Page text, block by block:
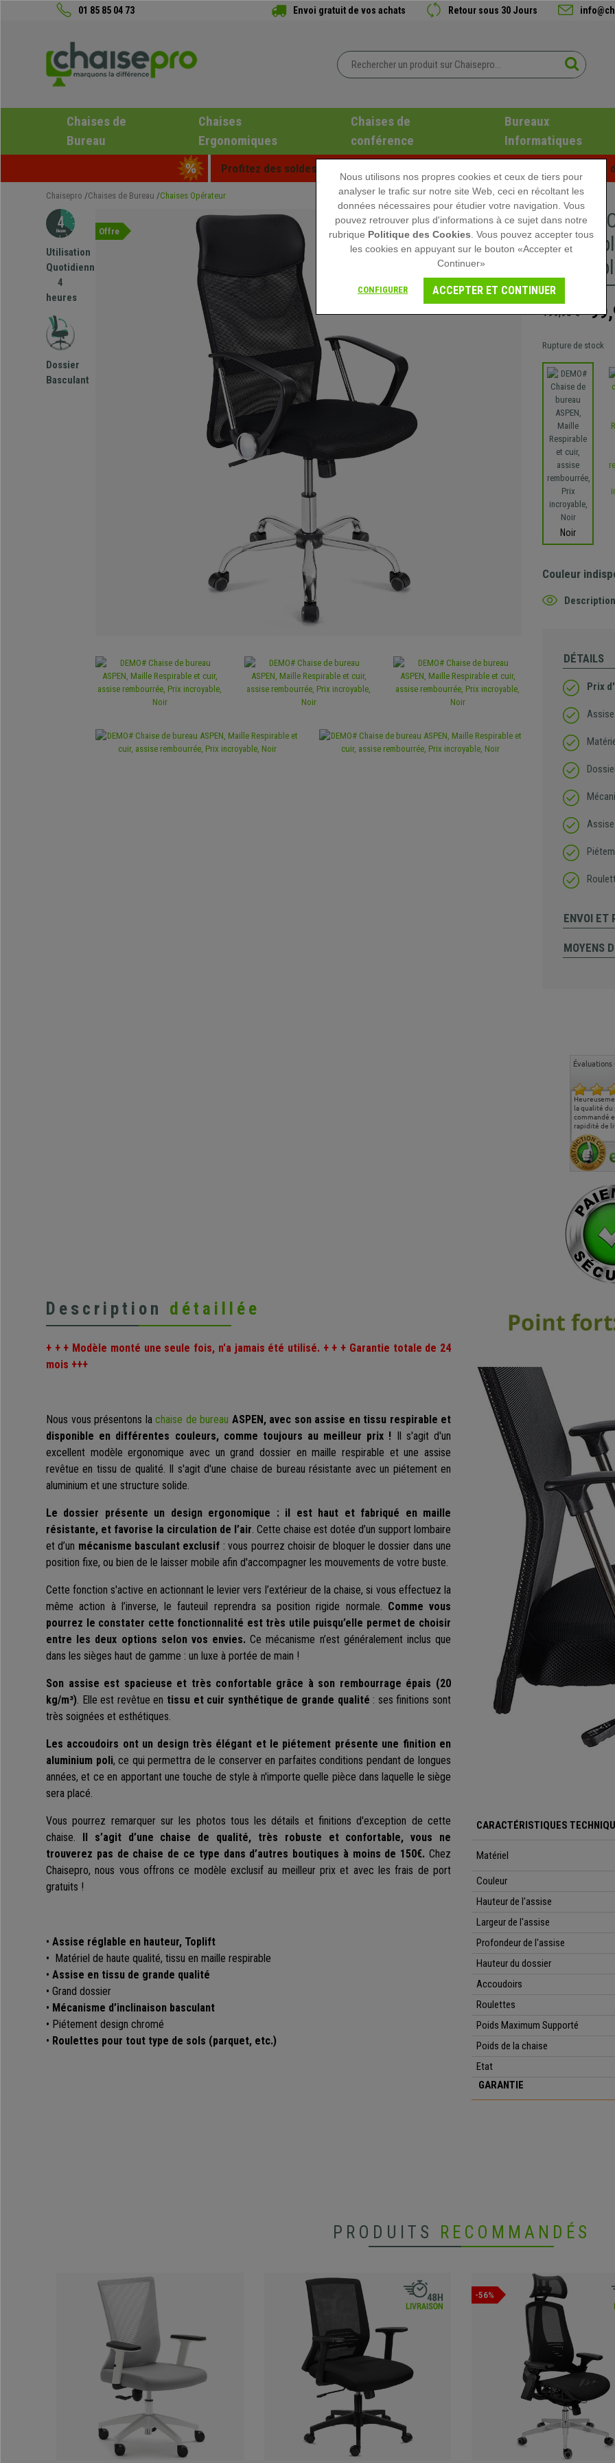
01 85 85 04 73 Envoi gratuit de vos achats Retour sous 30 Jours
Chaises de
Bureau
Chaises
Ergonomiques
Chaises de
conférence
Bureaux
Informatiques
Profitez des soldes d'été chez Chaisepro ! Des réductions exclusives pour une
Chaisepro Chaises de Bureau Chaises Opérateur
Utilisation
Quotidienne
4
heures
Dossier
Basculant
Offre
DEMO#
199,90 €
Rupture de stock
Noir
Couleur
DÉTAILS
Prix
ENVOI ET
MOYENS
Évaluations
la qualité
commandé
rapidité de
Description détaillée
+ + + Modèle monté une seule fois, n'a jamais été utilisé. + + + Garantie totale de 24
mois +++
Nous vous présentons la chaise de bureau ASPEN, avec son assise en tissu respirable et
disponible en différentes couleurs, comme toujours au meilleur prix ! Il s'agit d'un
excellent modèle ergonomique avec un grand dossier en maille respirable et une assise
revêtue en tissu de qualité. Il s'agit d'une chaise de bureau résistante avec un piétement en
aluminium et une structure solide.
Le dossier présente un design ergonomique : il est haut et fabriqué en maille
résistante, et favorise la circulation de l’air. Cette chaise est dotée d’un support lombaire
et d’un mécanisme basculant exclusif : vous pourrez choisir de bloquer le dossier dans une
position fixe, ou bien de le laisser mobile afin d'accompagner les mouvements de votre buste.
Cette fonction s'active en actionnant le levier vers l’extérieur de la chaise, si vous effectuez la
même action à l’inverse, le fauteuil reprendra sa position rigide normale. Comme vous
pourrez le constater cette fonctionnalité est très utile puisqu’elle permet de choisir
entre les deux options selon vos envies.Ce mécanisme n’est généralement inclus que
dans les sièges haut de gamme : un luxe à portée de main !
Son assise est spacieuse et très confortable grâce à son rembourrage épais (20
kg/m³). Elle est revêtue en tissu et cuir synthétique de grande qualité : ses finitions sont
très soignées et esthétiques.
Les accoudoirs ont un design très élégant et le piétement présente une finition en
aluminium poli, ce qui permettra de le conserver en parfaites conditions pendant de longues
années, et ce en apportant une touche de style à n'importe quelle pièce dans laquelle le siège
sera placé.
Vous pourrez remarquer sur les photos tous les détails et finitions d'exception de cette
chaise. Il s’agit d’une chaise de qualité, très robuste et confortable, vous ne
trouverez pas de chaise de ce type dans d’autres boutiques à moins de 150€. Chez
Chaisepro, nous vous offrons ce modèle exclusif au meilleur prix et avec les frais de port
gratuits !
• Assise réglable en hauteur, Toplift
• Matériel de haute qualité, tissu en maille respirable
• Assise en tissu de grande qualité
• Grand dossier
• Mécanisme d’inclinaison basculant
• Piétement design chromé
• Roulettes pour tout type de sols (parquet, etc.)
CARACTÉRISTIQUES
Matériel
Couleur
Hauteur de l'assise
Largeur de l'assise
Profondeur de l'assise
Hauteur du dossier
Accoudoirs
Roulettes
Poids Maximum Supporté
Poids de la chaise
Etat
GARANTIE
PRODUITS RECOMMANDÉS
-56%
Nous utilisons nos propres cookies et ceux de tiers pour
analyser le trafic sur notre site Web, ceci en récoltant les
données nécessaires pour étudier votre navigation. Vous
pouvez retrouver plus d'informations à ce sujet dans notre
rubrique Politique des Cookies . Vous pouvez accepter tous
les cookies en appuyant sur le bouton «Accepter et
Continuer»
CONFIGURER ACCEPTER ET CONTINUER